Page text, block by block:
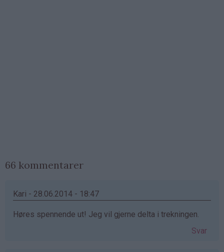
66 kommentarer
Kari - 28.06.2014 - 18:47
Høres spennende ut! Jeg vil gjerne delta i trekningen.
Svar